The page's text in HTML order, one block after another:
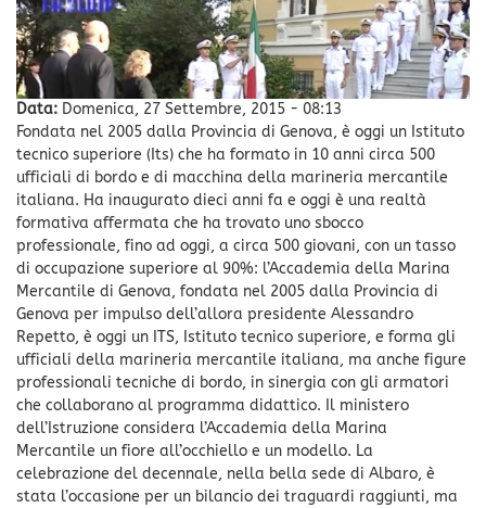
Data: Domenica, 27 Settembre, 2015 - 08:13
Fondata nel 2005 dalla Provincia di Genova, è oggi un Istituto
tecnico superiore (Its) che ha formato in 10 anni circa 500
ufficiali di bordo e di macchina della marineria mercantile
italiana. Ha inaugurato dieci anni fa e oggi è una realtà
formativa affermata che ha trovato uno sbocco
professionale, fino ad oggi, a circa 500 giovani, con un tasso
di occupazione superiore al 90%: l’Accademia della Marina
Mercantile di Genova, fondata nel 2005 dalla Provincia di
Genova per impulso dell’allora presidente Alessandro
Repetto, è oggi un ITS, Istituto tecnico superiore, e forma gli
ufficiali della marineria mercantile italiana, ma anche figure
professionali tecniche di bordo, in sinergia con gli armatori
che collaborano al programma didattico. Il ministero
dell’Istruzione considera l’Accademia della Marina
Mercantile un fiore all’occhiello e un modello. La
celebrazione del decennale, nella bella sede di Albaro, è
stata l’occasione per un bilancio dei traguardi raggiunti, ma